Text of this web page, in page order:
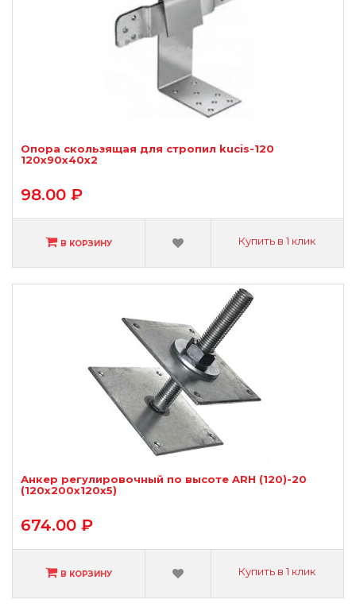
Опора скользящая для стропил kucis-120
120х90х40х2
98.00 ₽
В КОРЗИНУ Купить в 1 клик
Анкер регулировочный по высоте ARH (120)-20
(120х200х120х5)
674.00 ₽
В КОРЗИНУ Купить в 1 клик